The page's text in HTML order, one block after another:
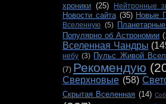
хроники (25) Нейтронные
Новости сайта (35) Новые
Вселенную (5)
Популярно об Астрономии
Вселенная Чандры
небу (3) Пульс Живой
(7) Рекомендую
Сверхновые (58)
Скрытая Вселенная (14)